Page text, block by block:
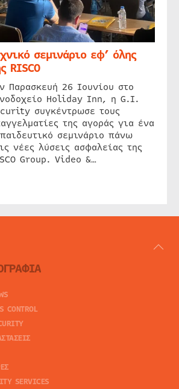
σεμινάριο εφ’ όλης
RISCO
Παρασκευή 26 Ιουνίου στο
Holiday Inn, η G.I.
συγκέντρωσε τους
της αγοράς για ένα
σεμινάριο πάνω
νέες λύσεις ασφαλείας της
Group. Video &…
CONTROL
SERVICES